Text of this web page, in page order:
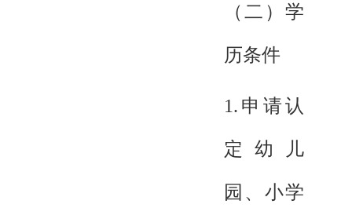
（二）学
历条件
1.申请认
定幼儿
园、小学